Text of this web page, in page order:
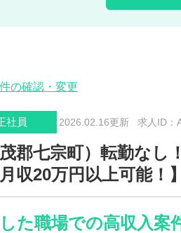
の確認・変更
社員 2026.02.16更新 求人ID：
茂郡七宗町）転勤な
収20万円以上可能！】
た職場での高収入案